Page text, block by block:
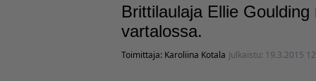
Brittilaulaja Ellie
vartalossa.
Toimittaja: Karoliina Kotala Julkaistu: 19.3.2015